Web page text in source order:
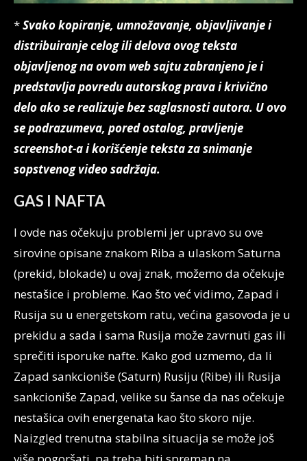
*Svako kopiranje, umnožavanje, objavljivanje i
distribuiranje celog ili delova ovog teksta
objavljenog na ovom web sajtu zabranjeno je i
predstavlja povredu autorskog prava i krivično
delo ako se realizuje bez saglasnosti autora. U ovo
se podrazumeva, pored ostalog, pravljenje
screenshot-a i korišćenje teksta za snimanje
sopstvenog video sadržaja.
GAS I NAFTA
I ovde nas očekuju problemi jer upravo su ove
sirovine opisane znakom Riba a ulaskom Saturna
(prekid, blokade) u ovaj znak, možemo da očekuje
nestašice i probleme. Kao što već vidimo, Zapad i
Rusija su u energetskom ratu, većina gasovoda je u
prekidu a sada i sama Rusija može zavrnuti gas ili
sprečiti isporuke nafte. Kako god uzmemo, da li
Zapad sankcioniše (Saturn) Rusiju (Ribe) ili Rusija
sankcioniše Zapad, velike su šanse da nas očekuje
nestašica ovih energenata kao što skoro nije.
Naizgled trenutna stabilna situacija se može još